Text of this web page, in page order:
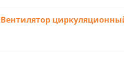
Вентилятор